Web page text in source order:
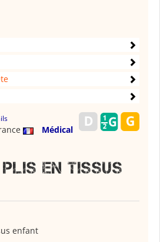
Médical
plis en tissus
enfant